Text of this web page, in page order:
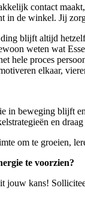
contact
in de winkel. Jij
blijft altijd
weten wat
hele proces
elkaar,
in beweging blijft
en
om te groeien,
te voorzien?
jouw kans!